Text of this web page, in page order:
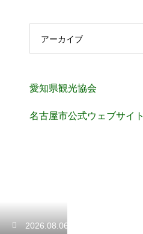
アーカイブ
愛知県観光協会
名古屋市公式ウェブサイト
2026.08.06